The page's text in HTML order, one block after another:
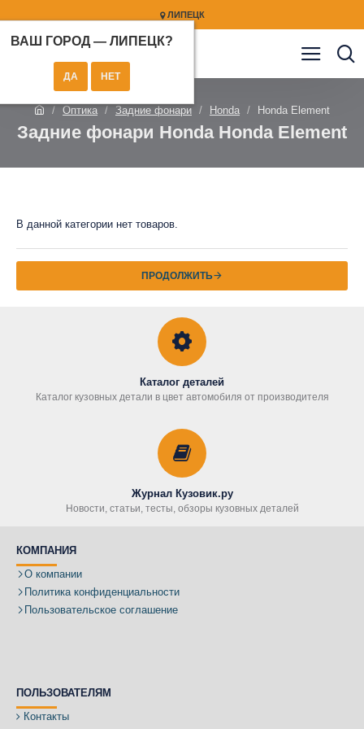
ЛИПЕЦК
ВАШ ГОРОД — ЛИПЕЦК?
Оптика Задние фонари Honda Honda Element
Задние фонари Honda Honda Element
В данной категории нет товаров.
ПРОДОЛЖИТЬ
Каталог деталей
Каталог кузовных детали в цвет автомобиля от производителя
Журнал Кузовик.ру
Новости, статьи, тесты, обзоры кузовных деталей
КОМПАНИЯ
О компании
Политика конфиденциальности
Пользовательское соглашение
ПОЛЬЗОВАТЕЛЯМ
Контакты